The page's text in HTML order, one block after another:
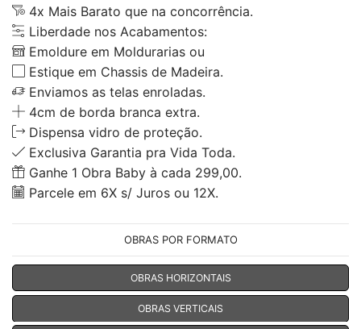
4x Mais Barato que na concorrência.
Liberdade nos Acabamentos:
Emoldure em Moldurarias ou
Estique em Chassis de Madeira.
Enviamos as telas enroladas.
4cm de borda branca extra.
Dispensa vidro de proteção.
Exclusiva Garantia pra Vida Toda.
Ganhe 1 Obra Baby à cada 299,00.
Parcele em 6X s/ Juros ou 12X.
OBRAS POR FORMATO
OBRAS HORIZONTAIS
OBRAS VERTICAIS